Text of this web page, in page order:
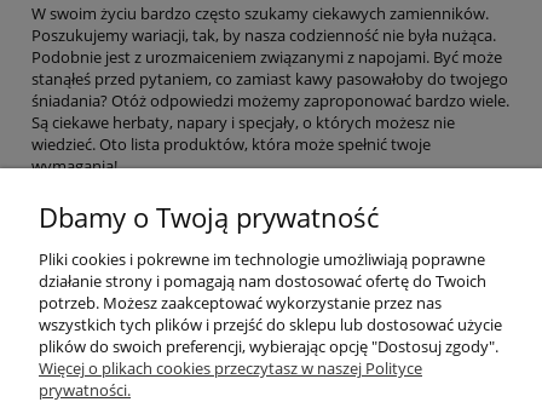
W swoim życiu bardzo często szukamy ciekawych zamienników.
Poszukujemy wariacji, tak, by nasza codzienność nie była nużąca.
Podobnie jest z urozmaiceniem związanymi z napojami. Być może
stanąłeś przed pytaniem, co zamiast kawy pasowałoby do twojego
śniadania? Otóż odpowiedzi możemy zaproponować bardzo wiele.
Są ciekawe herbaty, napary i specjały, o których możesz nie
wiedzieć. Oto lista produktów, która może spełnić twoje
wymagania!
INFORMACJE
Dbamy o Twoją prywatność
Pliki cookies i pokrewne im technologie umożliwiają poprawne
działanie strony i pomagają nam dostosować ofertę do Twoich
potrzeb. Możesz zaakceptować wykorzystanie przez nas
wszystkich tych plików i przejść do sklepu lub dostosować użycie
plików do swoich preferencji, wybierając opcję "Dostosuj zgody".
Więcej o plikach cookies przeczytasz w naszej Polityce
prywatności.